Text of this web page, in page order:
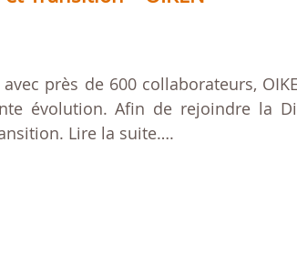
près de 600 collaborateurs,
évolution. Afin de rejoindre la
Lire la suite….